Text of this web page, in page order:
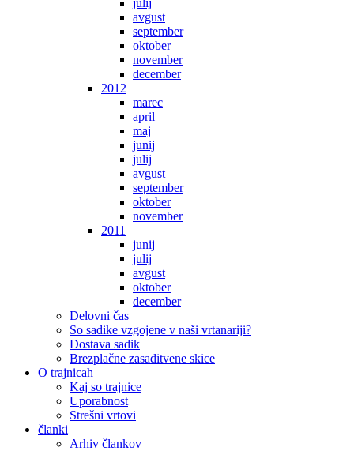
julij
avgust
september
oktober
november
december
2012
marec
april
maj
junij
julij
avgust
september
oktober
november
2011
junij
julij
avgust
oktober
december
Delovni čas
So sadike vzgojene v naši vrtanariji?
Dostava sadik
Brezplačne zasaditvene skice
O trajnicah
Kaj so trajnice
Uporabnost
Strešni vrtovi
članki
Arhiv člankov